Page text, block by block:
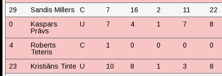
29 Sandis Millers C 7 16 2 11
22
0
Kaspars
Prāvs
U 7 4 1 7 8
4
Roberts
Teteris
C 1 0 0 0 0
23 Kristiāns Tinte U 10 8 1 3
8